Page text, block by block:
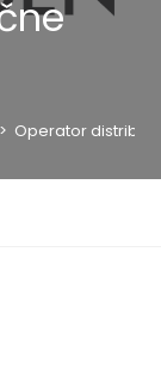
> Operator